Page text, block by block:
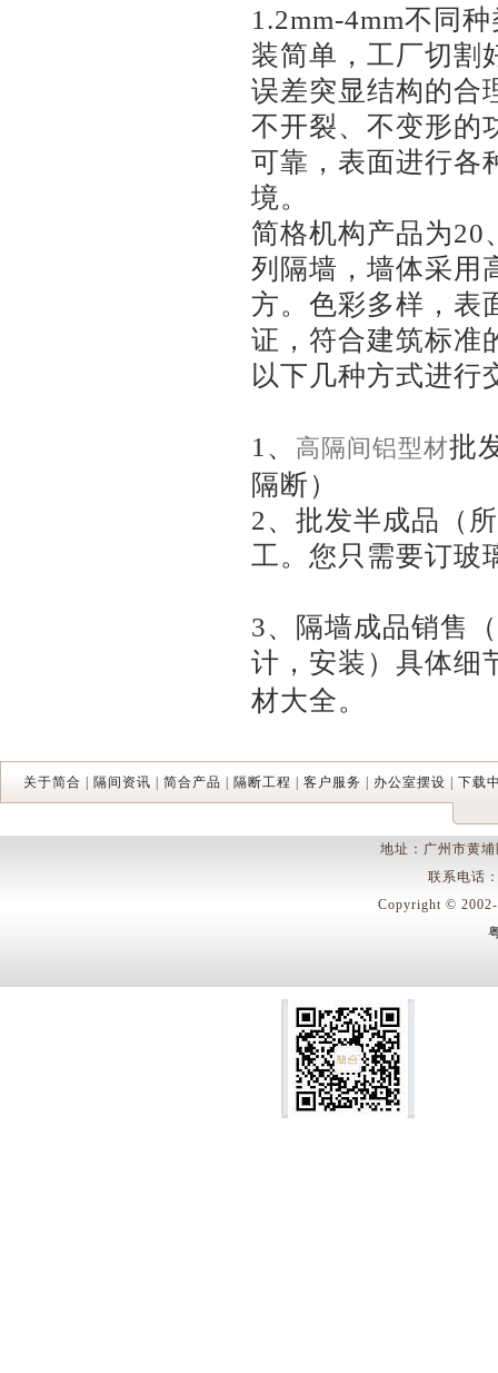
1.2mm-4mm不同
装简单，工厂切割
误差突显结构的合
不开裂、不变形的
可靠，表面进行各
境。
简格机构产品为20
列隔墙，墙体采用
方。色彩多样，表
证，符合建筑标准
以下几种方式进行
1、 高隔间铝型材批
隔断）
2、批发半成品（
工。您只需要订玻
3、隔墙成品销售
计，安装）具体细
材大全。
关于简合 隔间资讯 简合产品 隔断工程 客户服务 办公室摆设 下载
地址：广州市黄
联系电话
Copyright ©